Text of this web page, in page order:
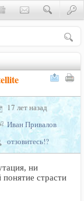
17 лет назад
Иван Привалов
отзовитесь!?
ни
страсти